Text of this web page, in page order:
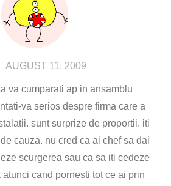
AUGUST 11, 2009
va cumparati ap in ansamblu
va serios despre firma care a
sunt surprize de proportii. iti
cauza. nu cred ca ai chef sa dai
scurgerea sau ca sa iti cedeze
cand pornesti tot ce ai prin